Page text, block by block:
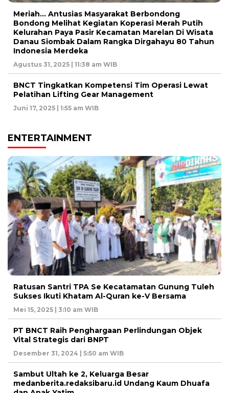
Meriah… Antusias Masyarakat Berbondong
Bondong Melihat Kegiatan Koperasi Merah Putih
Kelurahan Paya Pasir Kecamatan Marelan Di Wisata
Danau Siombak Dalam Rangka Dirgahayu 80 Tahun
Indonesia Merdeka
Agustus 31, 2025 | 11:38 am WIB
BNCT Tingkatkan Kompetensi Tim Operasi Lewat
Pelatihan Lifting Gear Management
Juni 17, 2025 | 1:55 am WIB
ENTERTAINMENT
Ratusan Santri TPA Se Kecatamatan Gunung Tuleh
Sukses Ikuti Khatam Al-Quran ke-V Bersama
Mei 15, 2025 | 3:10 am WIB
PT BNCT Raih Penghargaan Perlindungan Objek
Vital Strategis dari BNPT
Desember 31, 2024 | 5:50 am WIB
Sambut Ultah ke 2, Keluarga Besar
medanberita.redaksibaru.id Undang Kaum Dhuafa